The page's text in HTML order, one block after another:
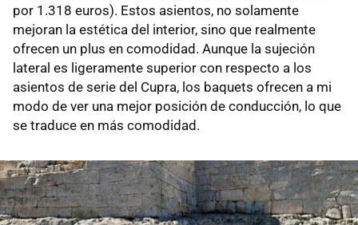
por 1.318 euros). Estos asientos, no solamente
mejoran la estética del interior, sino que realmente
ofrecen un plus en comodidad. Aunque la sujeción
lateral es ligeramente superior con respecto a los
asientos de serie del Cupra, los baquets ofrecen a mi
modo de ver una mejor posición de conducción, lo que
se traduce en más comodidad.